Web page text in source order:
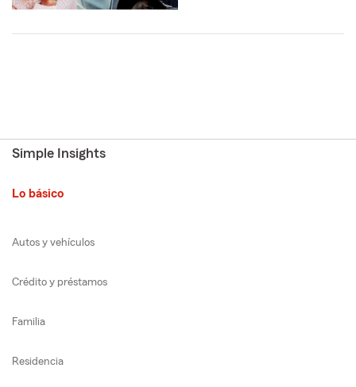
Simple Insights
Lo básico
Autos y vehículos
Crédito y préstamos
Familia
Residencia